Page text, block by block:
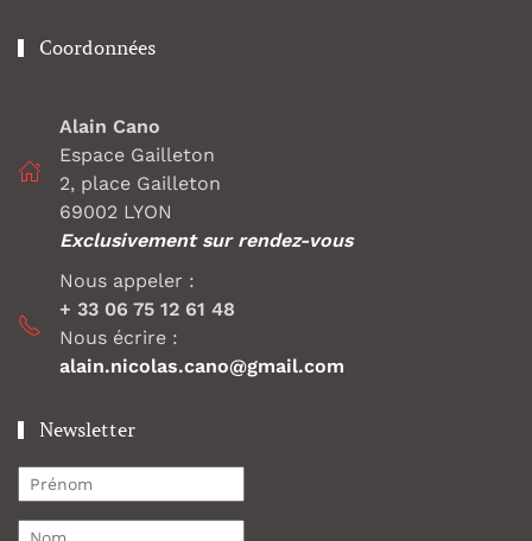
Coordonnées
Alain Cano
Espace Gailleton
2, place Gailleton
69002 LYON
Exclusivement sur rendez-vous
Nous appeler :
+ 33 06 75 12 61 48
Nous écrire :
alain.nicolas.cano@gmail.com
Newsletter